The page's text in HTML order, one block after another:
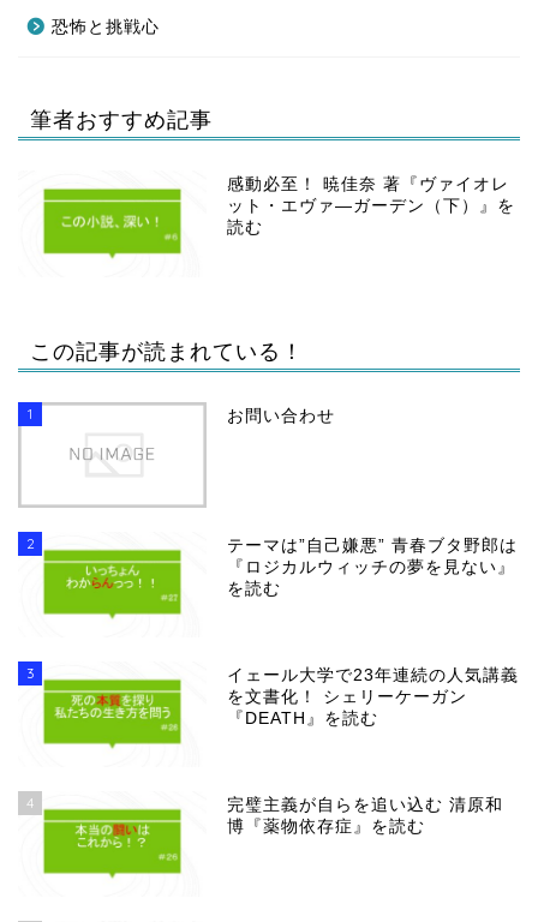
恐怖と挑戦心
筆者おすすめ記事
感動必至！ 暁佳奈 著『ヴァイオレ
ット・エヴァ―ガーデン（下）』を
読む
この記事が読まれている！
1 お問い合わせ
2
テーマは”自己嫌悪” 青春ブタ野郎は
『ロジカルウィッチの夢を見ない』
を読む
3
イェール大学で23年連続の人気講義
を文書化！ シェリーケーガン
『DEATH』を読む
4
完璧主義が自らを追い込む 清原和
博『薬物依存症』を読む